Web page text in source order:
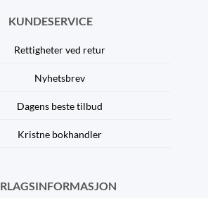
KUNDESERVICE
Rettigheter ved retur
Nyhetsbrev
Dagens beste tilbud
Kristne bokhandler